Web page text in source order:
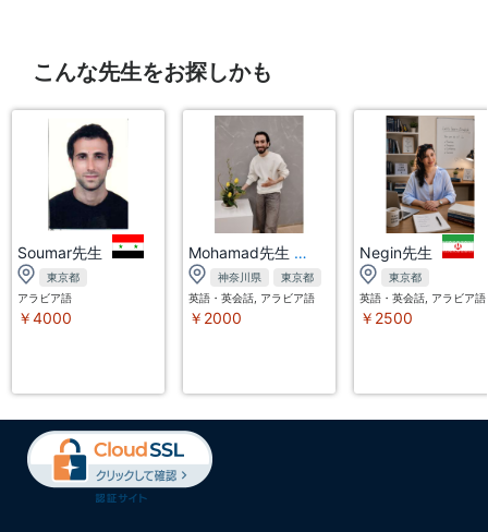
こんな先生をお探しかも
Soumar先生
東京都
アラビア語
￥4000
Mohamad先生
神奈川県
東京都
英語・英会話, アラビア語
￥2000
Negin先生
東京都
英語・英会話, アラビア語
￥2500